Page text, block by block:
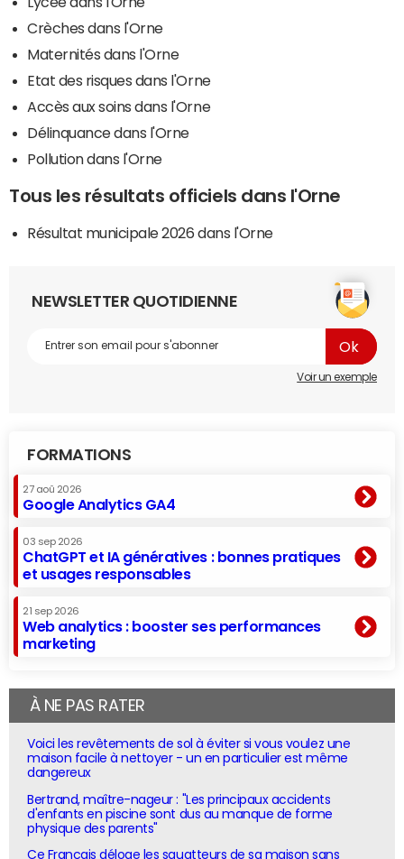
Crèches dans l'Orne
Maternités dans l'Orne
Etat des risques dans l'Orne
Accès aux soins dans l'Orne
Délinquance dans l'Orne
Pollution dans l'Orne
Tous les résultats officiels dans l'Orne
Résultat municipale 2026 dans l'Orne
NEWSLETTER QUOTIDIENNE
Voir un exemple
FORMATIONS
27 aoû 2026
Google Analytics GA4
03 sep 2026
ChatGPT et IA génératives : bonnes pratiques
et usages responsables
21 sep 2026
Web analytics : booster ses performances
marketing
À NE PAS RATER
Voici les revêtements de sol à éviter si vous voulez une
maison facile à nettoyer - un en particulier est même
dangereux
Bertrand, maître-nageur : "Les principaux accidents
d'enfants en piscine sont dus au manque de forme
physique des parents"
Ce Français déloge les squatteurs de sa maison sans